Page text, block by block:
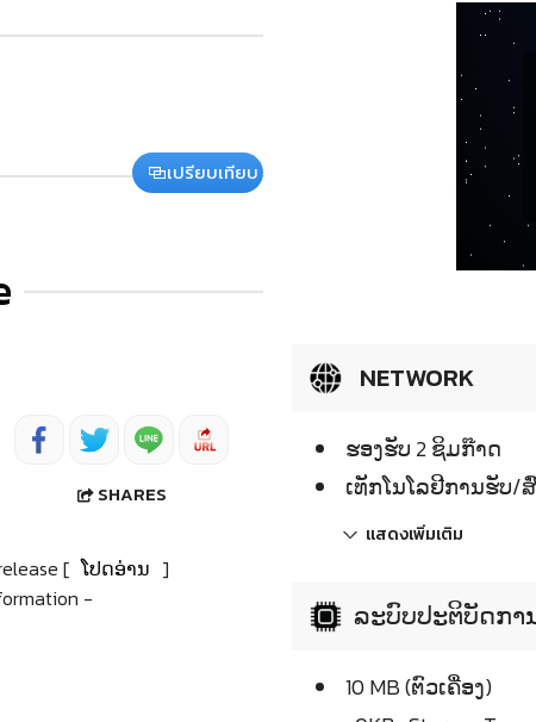
เปรียบเทียบ
SHARES
[ ໂປດອ່ານ ]
-
NETWORK
ຮອງຮັບ 2 ຊິມກ໊າດ
ເທັກໂນໂລຢີການຮັບ/
แสดงเพิ่มเติม
ລະບົບປະຕິບັດການ
10 MB (ຕົວເຄື່ອງ)